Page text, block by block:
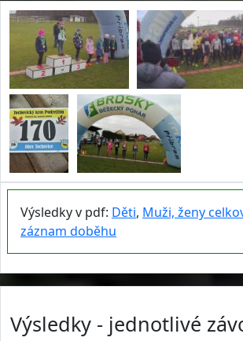
Výsledky v pdf: Děti, Muži, ženy
záznam doběhu
Výsledky - jednotlivé